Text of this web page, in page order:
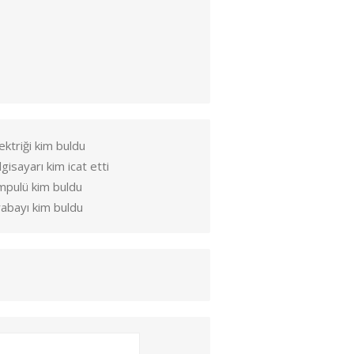
kim buldu
kim icat etti
kim buldu
kim buldu